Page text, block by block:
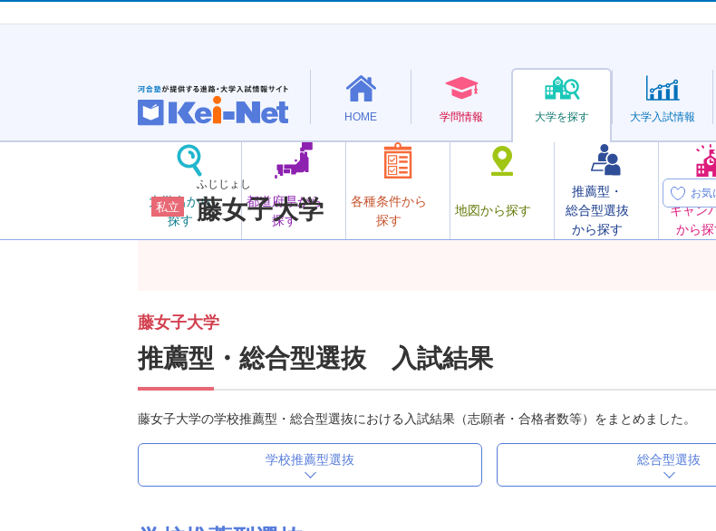
HOME 学問情報 大学を探す
大学名から
探す
都道府県から
探す
各種条件から
探す
地図から探す
推薦型・
総合型選抜
から探す
オー
キャン
から探
大学入試情報
私立
ふじじょし
藤女子大学
お気
藤女子大学
推薦型・総合型選抜 入試結果
藤女子大学の学校推薦型・総合型選抜における入試結果（志願者・合格者数等）をまとめました。
学校推薦型選抜 総合型選抜